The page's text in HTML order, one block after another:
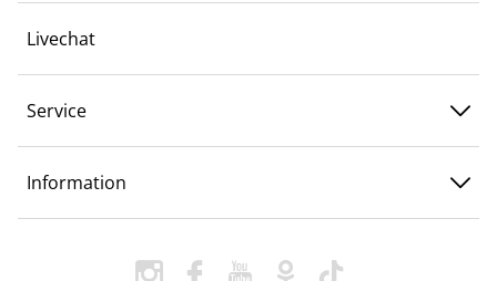
Livechat
Service
Information